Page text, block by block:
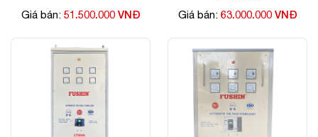
Giá bán: 51.500.000 VNĐ Giá bán: 63.000.000 VNĐ